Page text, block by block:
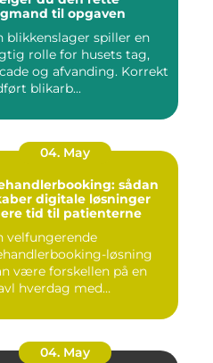
til opgaven
blikkenslager spiller en
rolle for husets tag,
og afvanding. Korrekt
blikarb...
04. May
sådan
digitale løsninger
tid til patienterne
velfungerende
løsning
være forskellen på en
hverdag med
04. May